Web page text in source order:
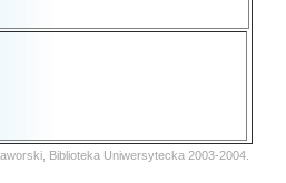
Biblioteka Uniwersytecka 2003-2004.